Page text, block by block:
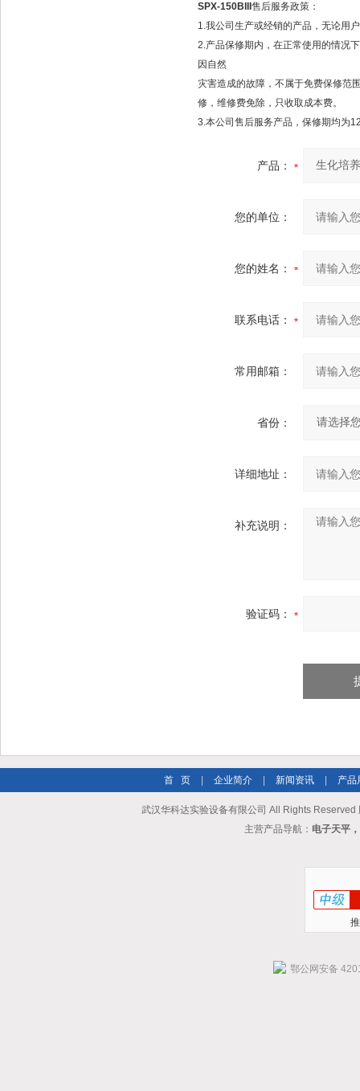
SPX-150BIII 售后服务政策：
1.我公司生产或经销的产品，无论用
2.产品保修期内，在正常使用的情况
因自然
灾害造成的故障，不属于免费保修范
修，维修费免除，只收取成本费。
3.本公司售后服务产品，保修期均为
产品：
您的单位：
您的姓名：
联系电话：
常用邮箱：
省份：
详细地址：
补充说明：
验证码：
首 页 企业简介 新闻资讯 产品
武汉华科达实验设备有限公司 All Rights Reserved
主营产品导航： 电子天平
鄂公网安备